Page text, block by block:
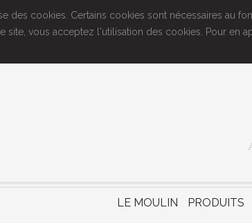
LE MOULIN PRODUITS
des cookies. Certains cookies sont nécessaires au
site, vous acceptez l'utilisation des cookies. Pour en